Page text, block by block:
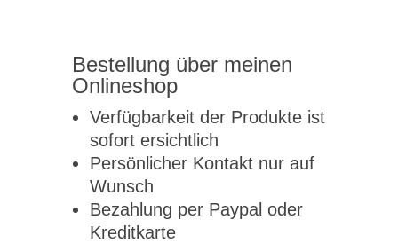
Bestellung über meinen
Onlineshop
Verfügbarkeit der Produkte ist
sofort ersichtlich
Persönlicher Kontakt nur auf
Wunsch
Bezahlung per Paypal oder
Kreditkarte